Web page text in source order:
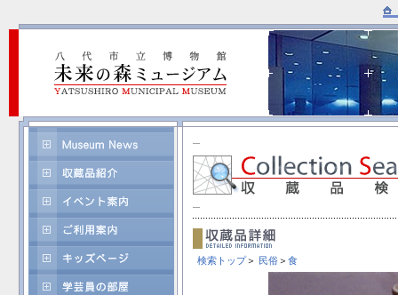
検索トップ＞ 民俗＞ 食